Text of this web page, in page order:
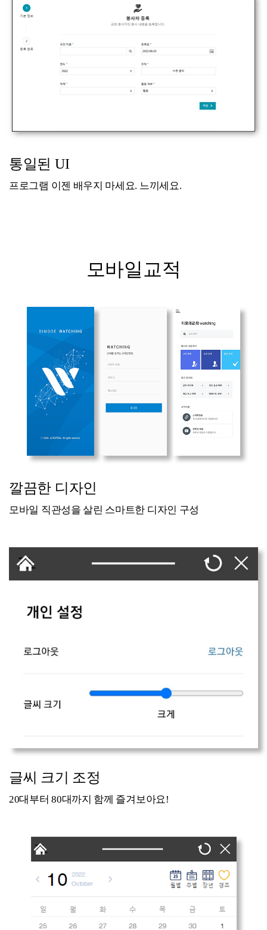
통일된 UI
프로그램 이젠 배우지 마세요. 느끼세요.
모바일교적
깔끔한 디자인
모바일 직관성을 살린 스마트한 디자인 구성
글씨 크기 조정
20대부터 80대까지 함께 즐겨보아요!